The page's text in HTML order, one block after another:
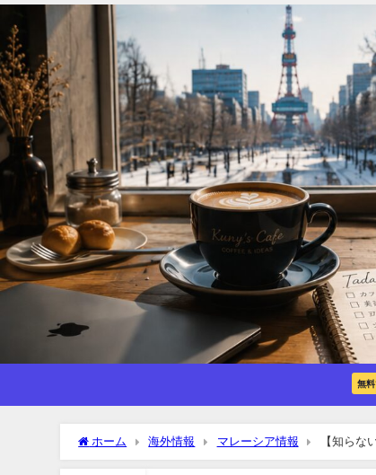
無
ホーム 海外情報 マレーシア情報
【知らな
と今後を徹底解説